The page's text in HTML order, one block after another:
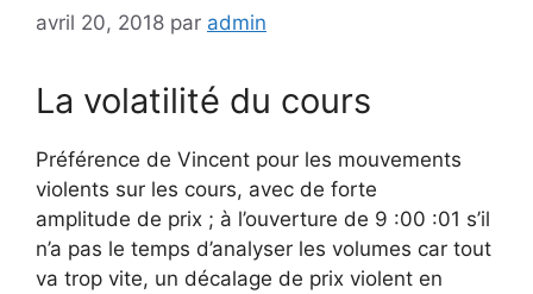
avril 20, 2018 par admin
La volatilité du cours
Préférence de Vincent pour les mouvements
violents sur les cours, avec de forte
amplitude de prix ; à l’ouverture de 9 :00 :01 s’il
n’a pas le temps d’analyser les volumes car tout
va trop vite, un décalage de prix violent en